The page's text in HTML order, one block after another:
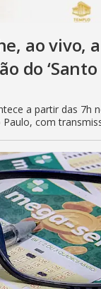
ao vivo, a
do
a partir das 7h
com